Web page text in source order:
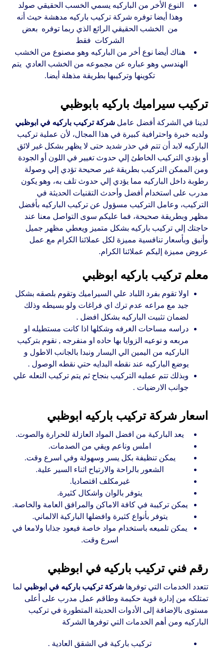
النوع الأخر من الباركيه يسمي الخسب الحقيقي صولد
وهذا أيضا توفره شركة تركيب باركيه مدهشة حيث أنه
من الخشب الحقيقي الرائع الذي ربما توفره بعض
الشركات فقط
هناك أيضا نوع أخر من الباركيه وهو مصنوع من الخشب
الهندسي وهو عباره عن مجموعه من الخشب العادي يتم
تكوينها وتركيبها بطريقة مذهلة أيضا.
تركيب سيراميك باركيه بابوظبي
لدينا في الشركة أفضل عاملشركة تركيب باركيه في ابوظبي
ولديه خبرة واحترافية كبيرة في هذا المجال، لأن عملية تركيب
الباركيه لابد أن تتم في حذر شديد حتى لا يظهر بشكل غير لائق
أو يؤدي التركيب الخاطئ إلي حدوث تغيير في اللون أو الجودة
ومن الممكن التركيب بطريقة غير صحيحة تؤدي إلي وصولة
رطوبة داخل الباركيه مما يؤدي إلي حدوث تلف به، وهو يكون
مدرب على استخدام أفضل وأحدث التقنيات الحديثة في
التركيب، وعامل التركيب مسؤول عن تركيب الباركيه بأفضل
مظهر وبطريقة صحيحة، فما عليكم سوى التواصل معنا عند
حاجتك إلي تركيب باركيه بشكل متميز ويعطي مظهر جميل
وأنيق وبأسعار تنافسية مميزة لكل عملائنا الكرام مع عمل
عروض مميزة إليكم عملائنا الكرام.
معلم تركيب باركيه ابوظبي
اولا تقوم بفرد اللباد علي السيراميك وتقوم بلصقه بشكل
جيد مع مراعه عدم ترك اي فراغات ولو بسيطه وذلك
لضمان تثبيت الباركيه بشكل افضل .
دراسه مساحات الغرفه وشكلها اذا كانت مستطيله او
مربعه و نوعيه الزوايا بها حاده او منفرجه , نقوم بتركيب
الباركيه من اليمين الي اليسار ونبدا بالجانب الاطول و
يوضع الباركيه عند نقطه البدايه حتي نقطه الوصول .
وبذلك تتم عمليه التركيب بنجاح ثم يتم تركيب النعله علي
جوانب الارضيات .
اسعار شركة تركيب باركيه ابوظبي
يعد الباركية من افضل المواد العازلة للحرارة والصوت.
املس وناعم ويقي من الصدمات.
يمكن تنظيفة بكل يسر وسهولة وفي اسرع وقت.
الشعور بالراحة والارتياح اثناء السير علية.
غيرمكلف اقتصاديا.
يتوفر بالوان واشكال كثيرة.
يمكن تركيبة في كافة الاماكن والمرافق العامة والخاصة.
يتوفر بأنواع كثيرة وافضلها الباركية الالماني.
يمكن تلميعه باستخدام مواد خاصة فيعود جذابا ولامعا في
اسرع وقت.
رقم فني تركيب باركيه في ابوظبي
تتعدد الخدمات التي توفرهاشركة تركيب باركيه في ابوظبي لما
تمتلكه من إدارة قوية حكيمة وطاقم عمل مدرب على أعلى
مستوى بالإضافة إلى الأدوات الحديثة المتطورة في تركيب
الباركيه ومن أهم الخدمات التي توفرها الشركة
تركيب باركية في الشقق العادية .